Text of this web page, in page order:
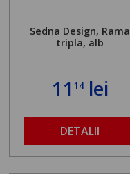
Sedna Design, Rama
tripla, alb
11 14lei
DETALII